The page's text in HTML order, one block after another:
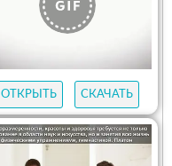
ОТКРЫТЬ СКАЧАТЬ